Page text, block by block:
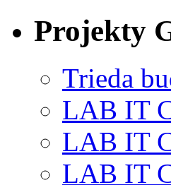
Projekty
Trieda
LAB IT
LAB IT
LAB IT